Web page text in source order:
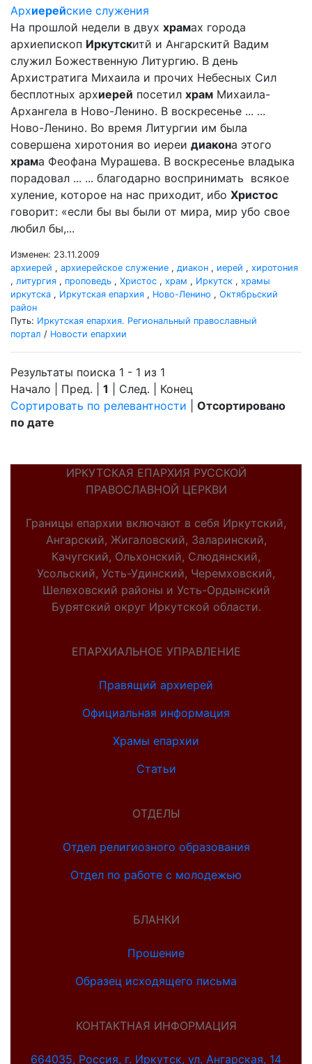
Архиерейские служения
На прошлой недели в двух храмах города
архиепископ Иркутскитй и Ангарскитй Вадим
служил Божественную Литургию. В день
Архистратига Михаила и прочих Небесных Сил
бесплотных архиерей посетил храм Михаила-
Архангела в Ново-Ленино. В воскресенье ... ...
Ново-Ленино. Во время Литургии им была
совершена хиротония во иереи диакона этого
храма Феофана Мурашева. В воскресенье владыка
порадовал ... ... благодарно воспринимать всякое
хуление, которое на нас приходит, ибо Христос
говорит: «если бы вы были от мира, мир убо свое
любил бы,...
Изменен: 23.11.2009
архиерей , архиерейское служение , диакон , иерей , хиротония
, литургия , проповедь , Христос , храм , Иркутск , храмы
иркутска , Иркутская епархия , Ново-Ленино , Октябрьский
район
Путь: Иркутская епархия. Региональный православный
портал / Новости епархии
Результаты поиска 1 - 1 из 1
Начало | Пред. | 1 | След. | Конец
Сортировать по релевантности
Отсортировано
по дате
ИРКУТСКАЯ ЕПАРХИЯ РУССКОЙ
ПРАВОСЛАВНОЙ ЦЕРКВИ
Границы епархии включают в себя Иркутский,
Ангарский, Жигаловский, Заларинский,
Качугский, Ольхонский, Слюдянский,
Усольский, Усть-Удинский, Черемховский,
Шелеховский районы и Усть-Ордынский
Бурятский округ Иркутской области.
ЕПАРХИАЛЬНОЕ УПРАВЛЕНИЕ
Правящий архиерей
Официальная информация
Храмы епархии
Статьи
ОТДЕЛЫ
Отдел религиозного образования
Отдел по работе с молодежью
БЛАНКИ
Прошение
Образец исходящего письма
КОНТАКТНАЯ ИНФОРМАЦИЯ
664035, Россия, г. Иркутск, ул. Ангарская, 14